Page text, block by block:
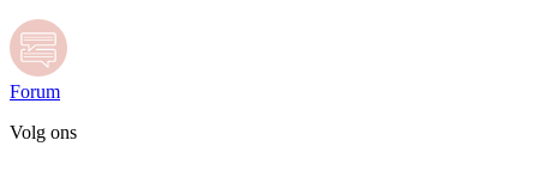
Forum
Volg ons